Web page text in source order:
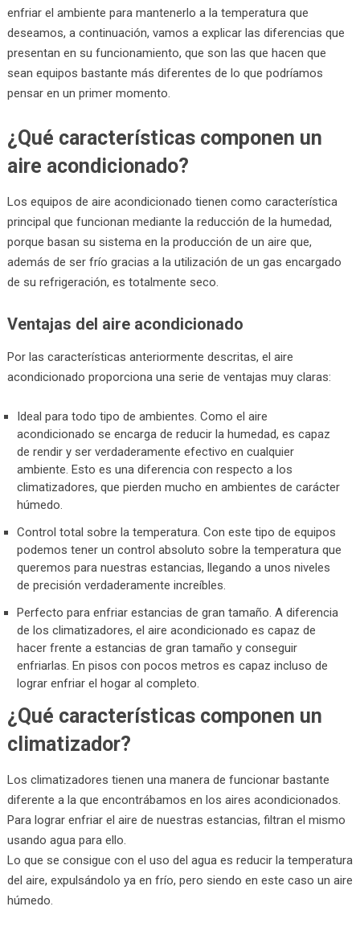
enfriar el ambiente para mantenerlo a la temperatura que
deseamos, a continuación, vamos a explicar las diferencias que
presentan en su funcionamiento, que son las que hacen que
sean equipos bastante más diferentes de lo que podríamos
pensar en un primer momento.
¿Qué características componen un
aire acondicionado?
Los equipos de aire acondicionado tienen como característica
principal que funcionan mediante la reducción de la humedad,
porque basan su sistema en la producción de un aire que,
además de ser frío gracias a la utilización de un gas encargado
de su refrigeración, es totalmente seco.
Ventajas del aire acondicionado
Por las características anteriormente descritas, el aire
acondicionado proporciona una serie de ventajas muy claras:
Ideal para todo tipo de ambientes. Como el aire
acondicionado se encarga de reducir la humedad, es capaz
de rendir y ser verdaderamente efectivo en cualquier
ambiente. Esto es una diferencia con respecto a los
climatizadores, que pierden mucho en ambientes de carácter
húmedo.
Control total sobre la temperatura. Con este tipo de equipos
podemos tener un control absoluto sobre la temperatura que
queremos para nuestras estancias, llegando a unos niveles
de precisión verdaderamente increíbles.
Perfecto para enfriar estancias de gran tamaño. A diferencia
de los climatizadores, el aire acondicionado es capaz de
hacer frente a estancias de gran tamaño y conseguir
enfriarlas. En pisos con pocos metros es capaz incluso de
lograr enfriar el hogar al completo.
¿Qué características componen un
climatizador?
Los climatizadores tienen una manera de funcionar bastante
diferente a la que encontrábamos en los aires acondicionados.
Para lograr enfriar el aire de nuestras estancias, filtran el mismo
usando agua para ello.
Lo que se consigue con el uso del agua es reducir la temperatura
del aire, expulsándolo ya en frío, pero siendo en este caso un aire
húmedo.